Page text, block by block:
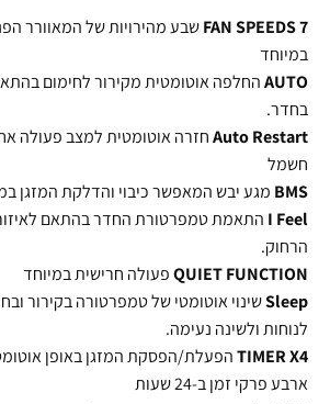
7
FANSPEEDS
שבע מהירויות של המאוורר
במיוחד
AUTOהחלפה אוטומטית מקירור לחימום
בחדר.
Auto Restartחזרה אוטומטית למצב פעולה
חשמל
BMS מגע יבש המאפשר כיבוי והדלקת המזגן
I Feel התאמת טמפרטורת החדר בהתאם
הרחוק.
QUIETFUNCTION
פעולה חרישית במיוחד
Sleepשינוי אוטומטי של טמפרטורה בקירור
לנוחות ולשינה נעימה.
TIMERX4
הפעלת/הפסקת המזגן באופן
ארבע פרקי זמן ב-24 שעות